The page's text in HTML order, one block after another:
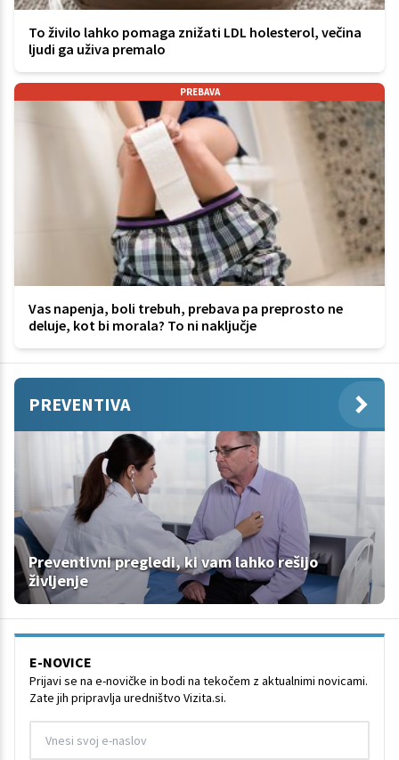
To živilo lahko pomaga znižati LDL holesterol, večina
ljudi ga uživa premalo
PREBAVA
Vas napenja, boli trebuh, prebava pa preprosto ne
deluje, kot bi morala? To ni naključje
PREVENTIVA
Preventivni pregledi, ki vam lahko rešijo
življenje
E-NOVICE
Prijavi se na e-novičke in bodi na tekočem z aktualnimi novicami.
Zate jih pripravlja uredništvo Vizita.si.